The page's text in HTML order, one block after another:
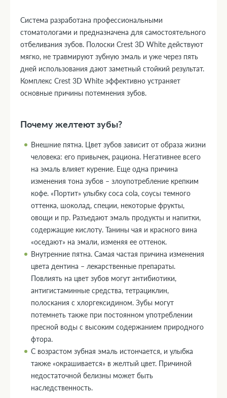
Система разработана профессиональными
стоматологами и предназначена для самостоятельного
отбеливания зубов. Полоски Crest 3D White действуют
мягко, не травмируют зубную эмаль и уже через пять
дней использования дают заметный стойкий результат.
Комплекс Crest 3D White эффективно устраняет
основные причины потемнения зубов.
Почему желтеют зубы?
Внешние пятна. Цвет зубов зависит от образа жизни
человека: его привычек, рациона. Негативнее всего
на эмаль влияет курение. Еще одна причина
изменения тона зубов – злоупотребление крепким
кофе. «Портит» улыбку coca cola, соусы темного
оттенка, шоколад, специи, некоторые фрукты,
овощи и пр. Разъедают эмаль продукты и напитки,
содержащие кислоту. Танины чая и красного вина
«оседают» на эмали, изменяя ее оттенок.
Внутренние пятна. Самая частая причина изменения
цвета дентина – лекарственные препараты.
Повлиять на цвет зубов могут антибиотики,
антигистаминные средства, тетрациклин,
полоскания с хлоргексидином. Зубы могут
потемнеть также при постоянном употреблении
пресной воды с высоким содержанием природного
фтора.
С возрастом зубная эмаль истончается, и улыбка
также «окрашивается» в желтый цвет. Причиной
недостаточной белизны может быть
наследственность.